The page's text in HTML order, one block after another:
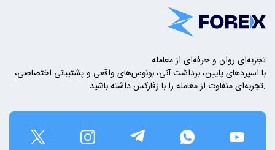
تجربه‌ای روان و حرفه‌ای از معامله
با اسپردهای پایین، برداشت آنی، بونوس‌های واقعی و پشتیبانی اختصاصی،
تجربه‌ای متفاوت از معامله را با زفارکس داشته باشید.